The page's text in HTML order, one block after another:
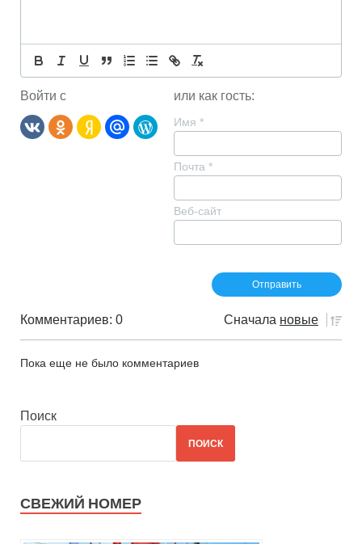
Войти с или как гость:
Имя *
Почта *
Веб-сайт
Комментариев: 0 Сначала новые
Пока еще не было комментариев
Поиск
ПОИСК
СВЕЖИЙ НОМЕР